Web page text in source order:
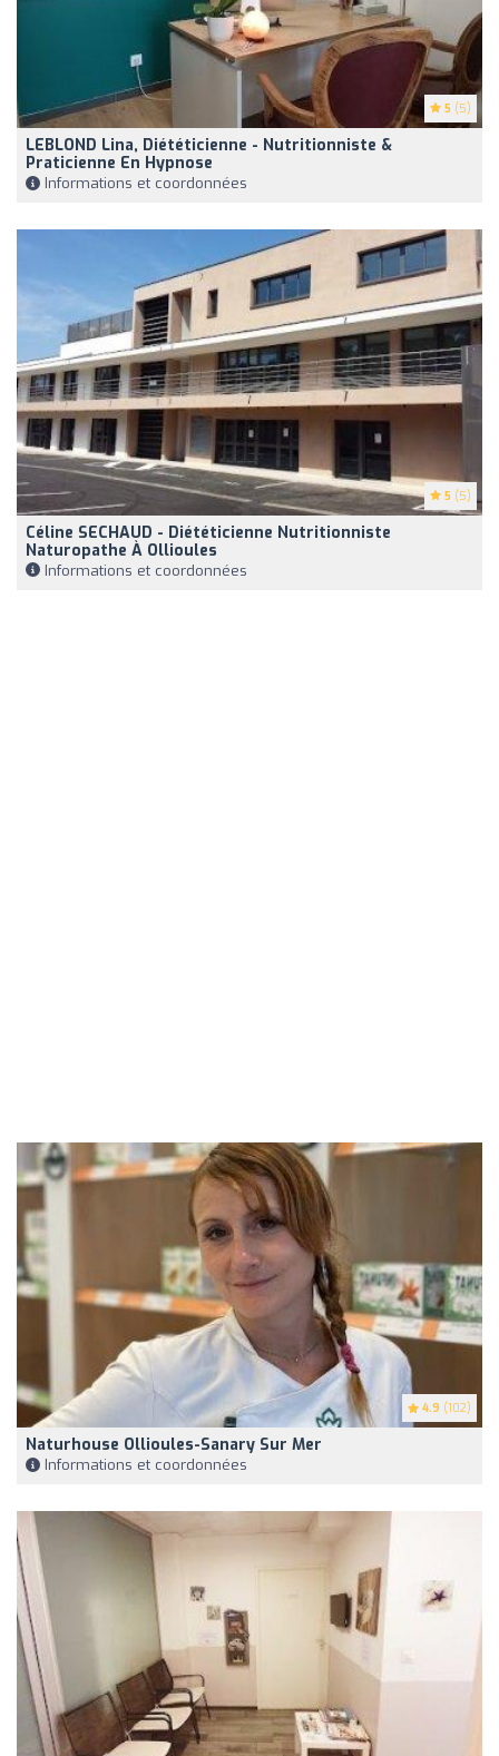
5 (5)
LEBLOND Lina, Diététicienne - Nutritionniste &
Praticienne En Hypnose
Informations et coordonnées
5 (5)
Céline SECHAUD - Diététicienne Nutritionniste
Naturopathe À Ollioules
Informations et coordonnées
4.9 (102)
Naturhouse Ollioules-Sanary Sur Mer
Informations et coordonnées